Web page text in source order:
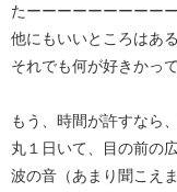
たーーーーーーーーー
他にもいいところはあ
それでも何が好きかっ
もう、時間が許すなら
丸１日いて、目の前の
波の音（あまり聞こえ